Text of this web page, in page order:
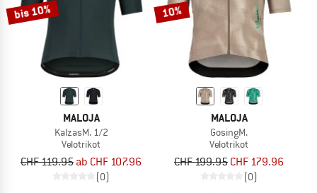
bis 10%
MALOJA
KalzasM. 1/2
Velotrikot
CHF 119.95 ab CHF 107.96
(0)
10%
MALOJA
GosingM.
Velotrikot
CHF 199.95 CHF 179.96
(0)